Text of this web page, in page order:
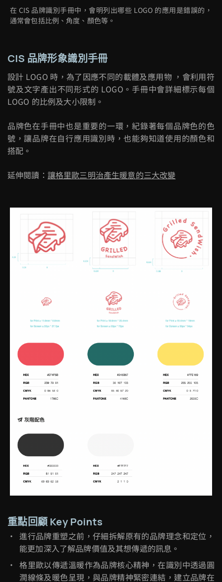
在 CIS 品牌識別手冊中，會明列出哪些 LOGO 的應用是錯誤的，
通常會包括比例、角度、顏色等。
CIS 品牌形象識別手冊
設計 LOGO 時，為了因應不同的載體及應用物 ，會利用符
號及文字產出不同形式的 LOGO。手冊中會詳細標示每個
LOGO 的比例及大小限制。
品牌色在手冊中也是重要的一環，紀錄著每個品牌色的色
號，讓品牌在自行應用識別時，也能夠知道使用的顏色和
搭配。
延伸閱讀： 讓格里歐三明治產生暖意的三大改變
重點回顧 Key Points
進行品牌重塑之前，仔細拆解原有的品牌理念和定位，
能更加深入了解品牌價值及其想傳遞的訊息。
格里歐以傳遞溫暖作為品牌核心精神，在識別中透過圓
潤線條及暖色呈現，與品牌精神緊密連結，建立品牌在